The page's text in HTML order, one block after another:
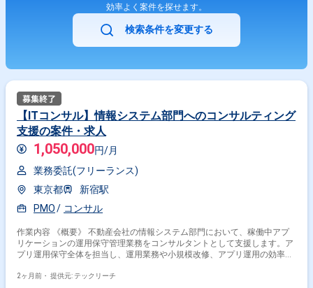
効率よく案件を探せます。
検索条件を変更する
【ITコンサル】情報システム部門へのコンサルティング
支援の案件・求人
1,050,000円/月
業務委託(フリーランス)
東京都
新宿駅
PMO
コンサル
作業内容 《概要》 不動産会社の情報システム部門において、稼働中アプ
リケーションの運用保守管理業務をコンサルタントとして支援します。ア
プリ運用保守全体を担当し、運用業務や小規模改修、アプリ運用の効率化
なく、ユーザ部門やシステムベンダとのコミュニケーションも行います。
2ヶ月前・ 提供元: テックリーチ